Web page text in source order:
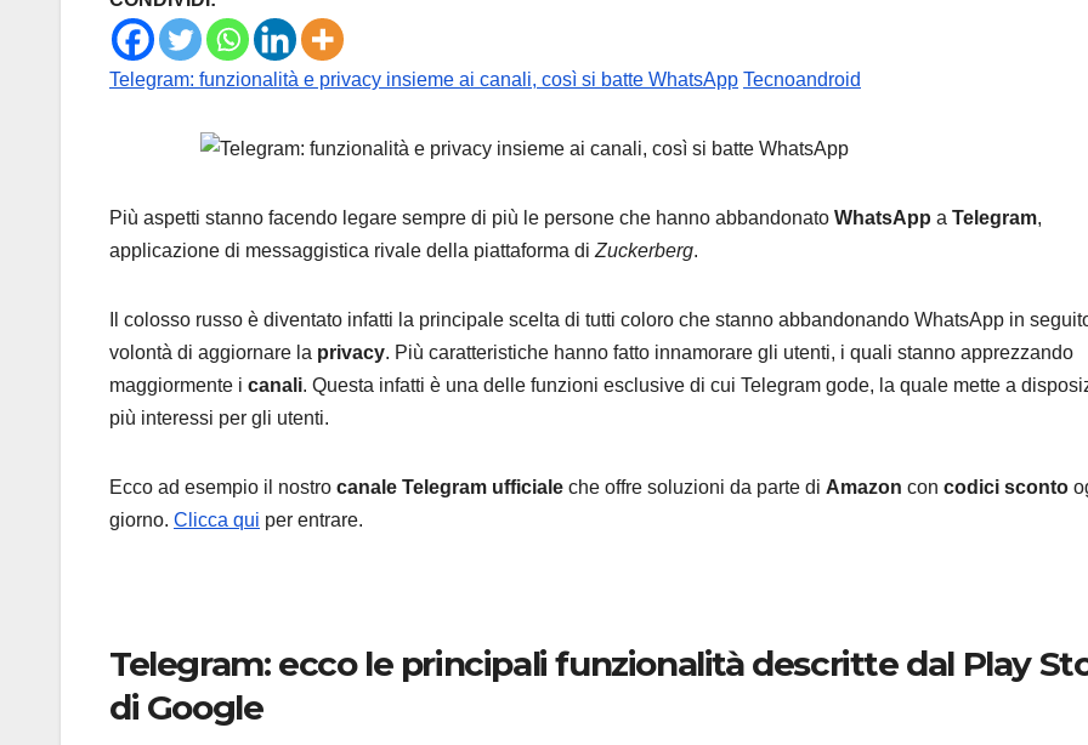
Telegram: funzionalità e privacy insieme ai canali, così si batte WhatsApp Tecnoandroid
Più aspetti stanno facendo legare sempre di più le persone che hanno abbandonato WhatsApp a Telegram,
applicazione di messaggistica rivale della piattaforma di Zuckerberg.
Il colosso russo è diventato infatti la principale scelta di tutti coloro che stanno abbandonando WhatsApp in
volontà di aggiornare la privacy. Più caratteristiche hanno fatto innamorare gli utenti, i quali stanno apprezzando
maggiormente i canali. Questa infatti è una delle funzioni esclusive di cui Telegram gode, la quale mette a
più interessi per gli utenti.
Ecco ad esempio il nostro canale Telegram ufficiale che offre soluzioni da parte di Amazon con codici sconto
giorno. Clicca qui per entrare.
Telegram: ecco le principali funzionalità descritte dal Play
di Google
ANDROID